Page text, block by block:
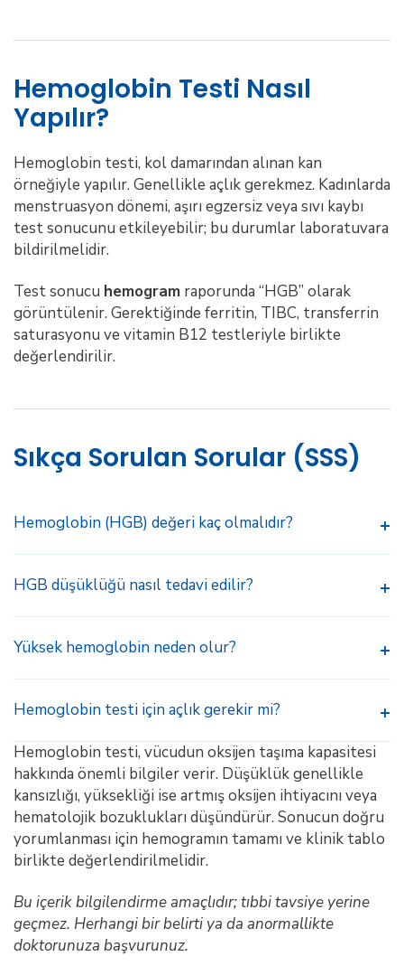
Hemoglobin Testi Nasıl
Yapılır?
Hemoglobin testi, kol damarından alınan kan
örneğiyle yapılır. Genellikle açlık gerekmez. Kadınlarda
menstruasyon dönemi, aşırı egzersiz veya sıvı kaybı
test sonucunu etkileyebilir; bu durumlar laboratuvara
bildirilmelidir.
Test sonucu hemogram raporunda “HGB” olarak
görüntülenir. Gerektiğinde ferritin, TIBC, transferrin
saturasyonu ve vitamin B12 testleriyle birlikte
değerlendirilir.
Sıkça Sorulan Sorular (SSS)
Hemoglobin (HGB) değeri kaç olmalıdır?
HGB düşüklüğü nasıl tedavi edilir?
Yüksek hemoglobin neden olur?
Hemoglobin testi için açlık gerekir mi?
Hemoglobin testi, vücudun oksijen taşıma kapasitesi
hakkında önemli bilgiler verir. Düşüklük genellikle
kansızlığı, yüksekliği ise artmış oksijen ihtiyacını veya
hematolojik bozuklukları düşündürür. Sonucun doğru
yorumlanması için hemogramın tamamı ve klinik tablo
birlikte değerlendirilmelidir.
Bu içerik bilgilendirme amaçlıdır; tıbbi tavsiye yerine
geçmez. Herhangi bir belirti ya da anormallikte
doktorunuza başvurunuz.